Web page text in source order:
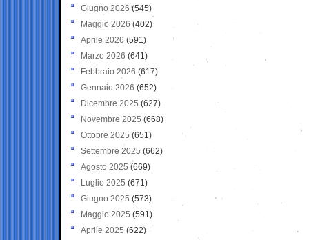
Giugno 2026 (545)
Maggio 2026 (402)
Aprile 2026 (591)
Marzo 2026 (641)
Febbraio 2026 (617)
Gennaio 2026 (652)
Dicembre 2025 (627)
Novembre 2025 (668)
Ottobre 2025 (651)
Settembre 2025 (662)
Agosto 2025 (669)
Luglio 2025 (671)
Giugno 2025 (573)
Maggio 2025 (591)
Aprile 2025 (622)